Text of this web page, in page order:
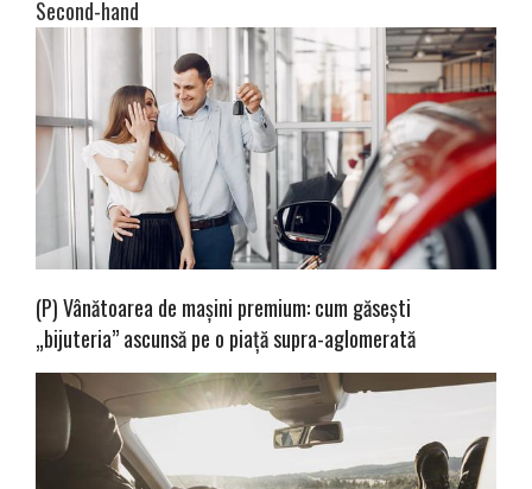
Second-hand
(P) Vânătoarea de mașini premium: cum găsești
„bijuteria” ascunsă pe o piață supra-aglomerată